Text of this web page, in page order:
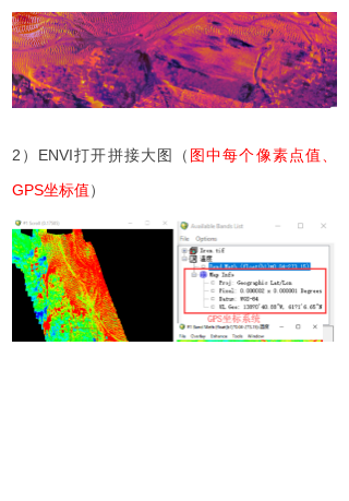
2 ） ENVI打开拼接大图 （ 图中每个像素点值
GPS坐标值）